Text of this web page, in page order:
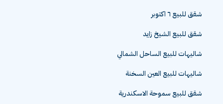
شقق للبيع ٦ اكتوبر
شقق للبيع الشيخ زايد
شاليهات للبيع الساحل الشمالي
شاليهات للبيع العين السخنة
شقق للبيع سموحة الاسكندرية